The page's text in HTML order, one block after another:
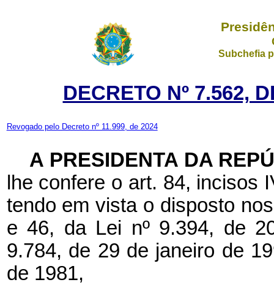
Subchefia
DECRETO Nº 7.562,
Revogado pelo Decreto nº 11.999, de 2024
A PRESIDENTA DA
lhe confere o art. 84, incisos
tendo em vista o disposto
e 46, da Lei nº 9.394, de
9.784, de 29 de janeiro de
de 1981,